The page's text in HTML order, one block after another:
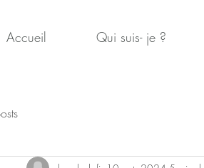
Accueil Qui suis- je ?